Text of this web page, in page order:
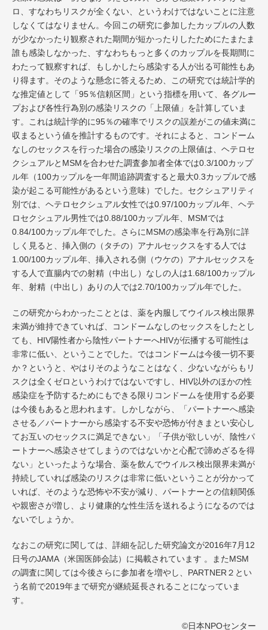
ロ、すなわちリスクが全くない、というわけではないことに注意
しなくてはなりません。今回この研究に参加したカップルの人数
が少なかったり観察された期間が短かったりしたためにたまたま
誰も感染しなかった、すなわちもっと多くのカップルを長期間に
わたって観察すれば、もしかしたら感染する人が出る可能性もあ
り得ます。そのような懸念に答えるため、この研究では統計学的
な推定値として「95％信頼区間」という指標を用いて、各グルー
プおよび各性行為別の感染リスクの「上限値」を計算していま
す。これは統計学的に95％の確率でリスクの誤差がこの値未満に
収まるという値を推計するものです。それによると、コンドーム
なしのセックスを行った場合の感染リスクの上限値は、ヘテロセ
クシュアルとMSMを合わせた調査参加者全体では0.3/100カップ
ル年（100カップルを一年間追跡調査すると最大0.3カップルで感
染が起こる可能性があるという意味）でした。セクシュアリティ
別では、ヘテロセクシュアル女性では0.97/100カップル年、ヘテ
ロセクシュアル男性では0.88/100カップル年、MSMでは
0.84/100カップル年でした。さらにMSMの感染率を行為別に詳
しく見ると、挿入側の（タチの）アナルセックスをする人では
1.00/100カップル年、挿入される側（ウケの）アナルセックスを
する人で直腸内での射精（中出し）なしの人は1.68/100カップル
年、射精（中出し）ありの人では2.70/100カップル年でした。
この研究からわかったこととは、薬を内服してウイルス検出限界
未満が維持できていれば、コンドームなしのセックスをしたとし
ても、HIV陽性者から陰性パートナーへHIVが伝播する可能性は
非常に低い、ということでした。ではコンドームは今後一切不要
か？というと、やはりそのようなことはなく、少ないながらもリ
スクは全くゼロというわけではないですし、HIV以外のほかの性
感染症を予防するためにもできる限りコンドームを使用する必要
は今後もあると思われます。しかしながら、「パートナーへ感染
させる／パートナーから感染する不安や恐怖が付きまとい安心し
てお互いのセックスに満足できない」「子供が欲しいが、陰性パ
ートナーへ感染させてしまうのではないかと心配で諦めざるを得
ない」といったような場合、薬を飲んでウイルス検出限界未満が
持続していれば感染のリスクは非常に低いということが分かって
いれば、そのような恐怖や不安が減り、パートナーとの信頼関係
や親密さが増し、より健康的な性生活を送れるようになるのでは
ないでしょうか。
なおこの研究に関しては、詳細を記した研究論文が2016年7月12
日号のJAMA（米国医師会誌）に掲載されています 。またMSM
の調査に関しては今後さらに参加者を増やし、PARTNER２とい
う名前で2019年まで研究が継続延長されることになっていま
す。
©日本NPOセンター